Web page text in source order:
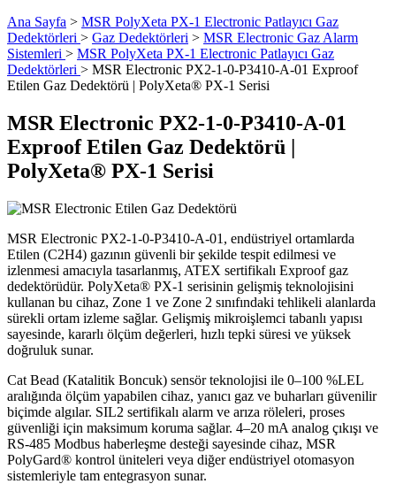
Ana Sayfa > MSR PolyXeta PX-1 Electronic Patlayıcı Gaz
Dedektörleri > Gaz Dedektörleri > MSR Electronic Gaz Alarm
Sistemleri > MSR PolyXeta PX-1 Electronic Patlayıcı Gaz
Dedektörleri > MSR Electronic PX2-1-0-P3410-A-01 Exproof
Etilen Gaz Dedektörü | PolyXeta® PX-1 Serisi
MSR Electronic PX2-1-0-P3410-A-01
Exproof Etilen Gaz Dedektörü |
PolyXeta® PX-1 Serisi
MSR Electronic PX2-1-0-P3410-A-01, endüstriyel ortamlarda
Etilen (C2H4) gazının güvenli bir şekilde tespit edilmesi ve
izlenmesi amacıyla tasarlanmış, ATEX sertifikalı Exproof gaz
dedektörüdür. PolyXeta® PX-1 serisinin gelişmiş teknolojisini
kullanan bu cihaz, Zone 1 ve Zone 2 sınıfındaki tehlikeli alanlarda
sürekli ortam izleme sağlar. Gelişmiş mikroişlemci tabanlı yapısı
sayesinde, kararlı ölçüm değerleri, hızlı tepki süresi ve yüksek
doğruluk sunar.
Cat Bead (Katalitik Boncuk) sensör teknolojisi ile 0–100 %LEL
aralığında ölçüm yapabilen cihaz, yanıcı gaz ve buharları güvenilir
biçimde algılar. SIL2 sertifikalı alarm ve arıza röleleri, proses
güvenliği için maksimum koruma sağlar. 4–20 mA analog çıkışı ve
RS-485 Modbus haberleşme desteği sayesinde cihaz, MSR
PolyGard® kontrol üniteleri veya diğer endüstriyel otomasyon
sistemleriyle tam entegrasyon sunar.